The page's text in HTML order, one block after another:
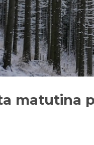
matutina